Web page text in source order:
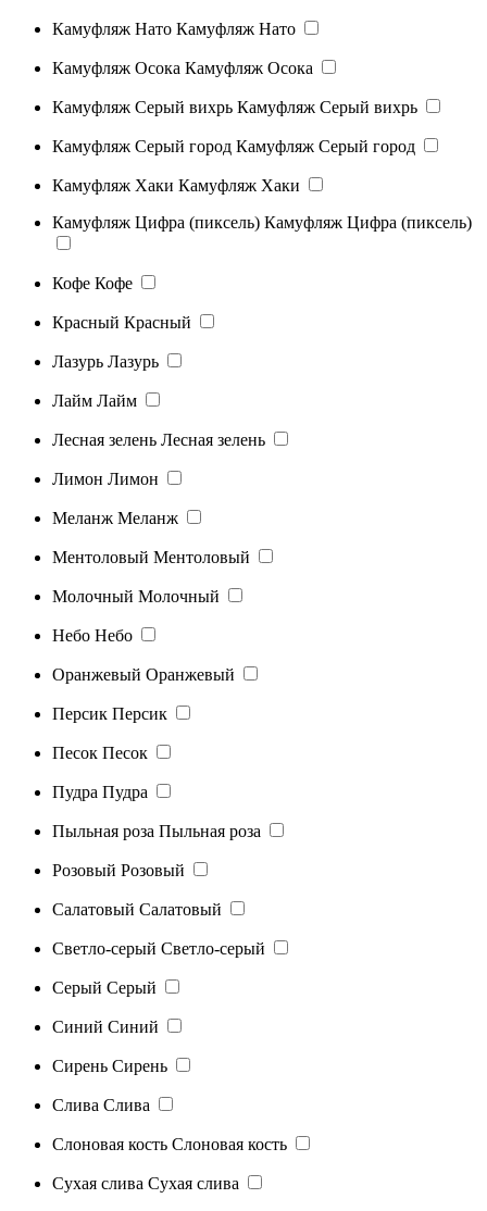
Камуфляж Нато Камуфляж Нато
Камуфляж Осока Камуфляж Осока
Камуфляж Серый вихрь Камуфляж Серый вихрь
Камуфляж Серый город Камуфляж Серый город
Камуфляж Хаки Камуфляж Хаки
Камуфляж Цифра (пиксель) Камуфляж Цифра (пиксель)
Кофе Кофе
Красный Красный
Лазурь Лазурь
Лайм Лайм
Лесная зелень Лесная зелень
Лимон Лимон
Меланж Меланж
Ментоловый Ментоловый
Молочный Молочный
Небо Небо
Оранжевый Оранжевый
Персик Персик
Песок Песок
Пудра Пудра
Пыльная роза Пыльная роза
Розовый Розовый
Салатовый Салатовый
Светло-серый Светло-серый
Серый Серый
Синий Синий
Сирень Сирень
Слива Слива
Слоновая кость Слоновая кость
Сухая слива Сухая слива